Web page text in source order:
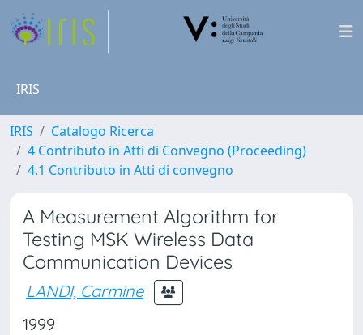
IRIS
IRIS
Catalogo Ricerca
4 Contributo in Atti di Convegno (Proceeding)
4.1 Contributo in Atti di convegno
A Measurement Algorithm for
Testing MSK Wireless Data
Communication Devices
LANDI, Carmine
1999